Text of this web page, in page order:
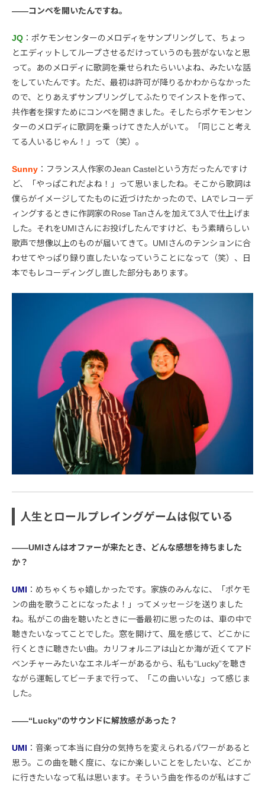
――コンペを開いたんですね。
JQ ：ポケモンセンターのメロディをサンプリングして、ちょっ
とエディットしてループさせるだけっていうのも芸がないなと思
って。あのメロディに歌詞を乗せられたらいいよね、みたいな話
をしていたんです。ただ、最初は許可が降りるかわからなかった
ので、とりあえずサンプリングしてふたりでインストを作って、
共作者を探すためにコンペを開きました。そしたらポケモンセン
ターのメロディに歌詞を乗っけてきた人がいて。「同じこと考え
てる人いるじゃん！」って（笑）。
Sunny ：フランス人作家のJean Castelという方だったんですけ
ど、「やっぱこれだよね！」って思いましたね。そこから歌詞は
僕らがイメージしてたものに近づけたかったので、LAでレコーデ
ィングするときに作詞家のRose Tanさんを加えて3人で仕上げま
した。それをUMIさんにお投げしたんですけど、もう素晴らしい
歌声で想像以上のものが届いてきて。UMIさんのテンションに合
わせてやっぱり録り直したいなっていうことになって（笑）、日
本でもレコーディングし直した部分もあります。
人生とロールプレイングゲームは似ている
――UMIさんはオファーが来たとき、どんな感想を持ちました
か？
UMI ：めちゃくちゃ嬉しかったです。家族のみんなに、「ポケモ
ンの曲を歌うことになったよ！」ってメッセージを送りました
ね。私がこの曲を聴いたときに一番最初に思ったのは、車の中で
聴きたいなってことでした。窓を開けて、風を感じて、どこかに
行くときに聴きたい曲。カリフォルニアは山とか海が近くてアド
ベンチャーみたいなエネルギーがあるから、私も“Lucky”を聴き
ながら運転してビーチまで行って、「この曲いいな」って感じま
した。
――“Lucky”のサウンドに解放感があった？
UMI ：音楽って本当に自分の気持ちを変えられるパワーがあると
思う。この曲を聴く度に、なにか楽しいことをしたいな、どこか
に行きたいなって私は思います。そういう曲を作るのが私はすご